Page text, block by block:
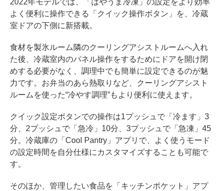
2022年モデルでは、「はやうま冷凍」の設定をより効率
よく便利に操作できる「クイック操作ボタン」を、冷蔵
室ドアの下側に新搭載。
食材を製氷ルーム隣のクーリングアシストルームへ入れ
た後、冷蔵室内のパネル操作をするためにドアを開け閉
めする必要がなく、調理中でも簡単に設定できるのが魅
力です。お弁当のあら熱取りなど、クーリングアシスト
ルームを使った“冷やす調理”もより便利に使えます。
クイック設定ボタンでの操作は1プッシュで「冷ます」3
分、2プッシュで「急冷」10分、3プッシュで「急凍」45
分。冷蔵庫の「Cool Pantry」アプリで、よく使うモード
の設定時間を自分仕様にカスタマイズすることも可能で
す。
そのほか、管理したい食品を「キッチンポケット」アプ